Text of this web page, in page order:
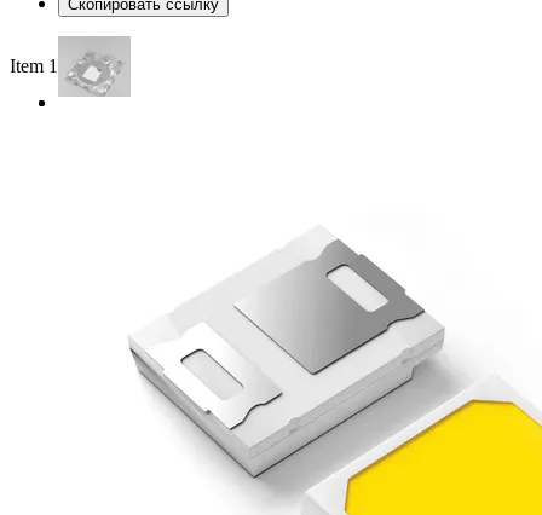
Скопировать ссылку
Item 1 of 2